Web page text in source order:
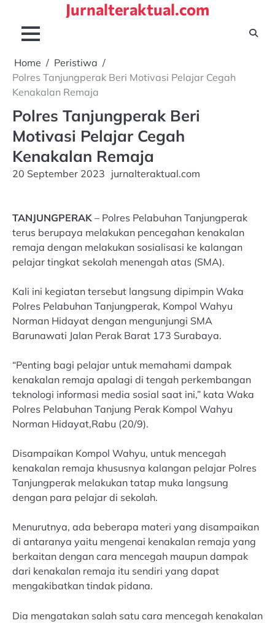
content
Jurnalteraktual.com
Home
Peristiwa
Polres Tanjungperak Beri Motivasi Pelajar Cegah
Kenakalan Remaja
Polres Tanjungperak Beri
Motivasi Pelajar Cegah
Kenakalan Remaja
20 September 2023 jurnalteraktual.com
TANJUNGPERAK – Polres Pelabuhan Tanjungperak
terus berupaya melakukan pencegahan kenakalan
remaja dengan melakukan sosialisasi ke kalangan
pelajar tingkat sekolah menengah atas (SMA).
Kali ini kegiatan tersebut langsung dipimpin Waka
Polres Pelabuhan Tanjungperak, Kompol Wahyu
Norman Hidayat dengan mengunjungi SMA
Barunawati Jalan Perak Barat 173 Surabaya.
“Penting bagi pelajar untuk memahami dampak
kenakalan remaja apalagi di tengah perkembangan
teknologi informasi media sosial saat ini,” kata Waka
Polres Pelabuhan Tanjung Perak Kompol Wahyu
Norman Hidayat,Rabu (20/9).
Disampaikan Kompol Wahyu, untuk mencegah
kenakalan remaja khususnya kalangan pelajar Polres
Tanjungperak melakukan tatap muka langsung
dengan para pelajar di sekolah.
Menurutnya, ada beberapa materi yang disampaikan
di antaranya yaitu mengenai kenakalan remaja yang
berkaitan dengan cara mencegah maupun dampak
dari kenakalan remaja itu sendiri yang dapat
mengakibatkan tindak pidana.
Dia mengatakan salah satu cara mencegah kenakalan